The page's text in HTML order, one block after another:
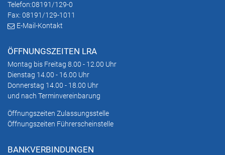
Telefon:08191/129-0
Fax: 08191/129-1011
E-Mail-Kontakt
ÖFFNUNGSZEITEN LRA
Montag bis Freitag 8.00 - 12.00 Uhr
Dienstag 14.00 - 16.00 Uhr
Donnerstag 14.00 - 18.00 Uhr
und nach Terminvereinbarung
Öffnungszeiten Zulassungsstelle
Öffnungszeiten Führerscheinstelle
BANKVERBINDUNGEN